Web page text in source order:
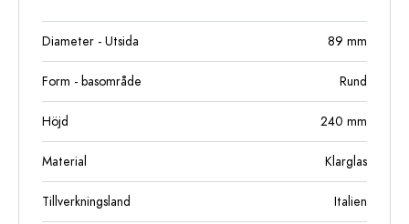
Diameter - Utsida 89 mm
Form - basområde Rund
Höjd 240 mm
Material Klarglas
Tillverkningsland Italien